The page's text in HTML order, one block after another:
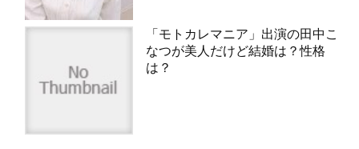
「モトカレマニア」出演の田中こ
なつが美人だけど結婚は？性格
は？